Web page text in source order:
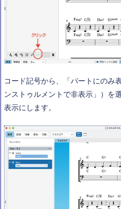
コード記号から、「パートにのみ
ンストゥルメントで非表示」）を
表示にします。